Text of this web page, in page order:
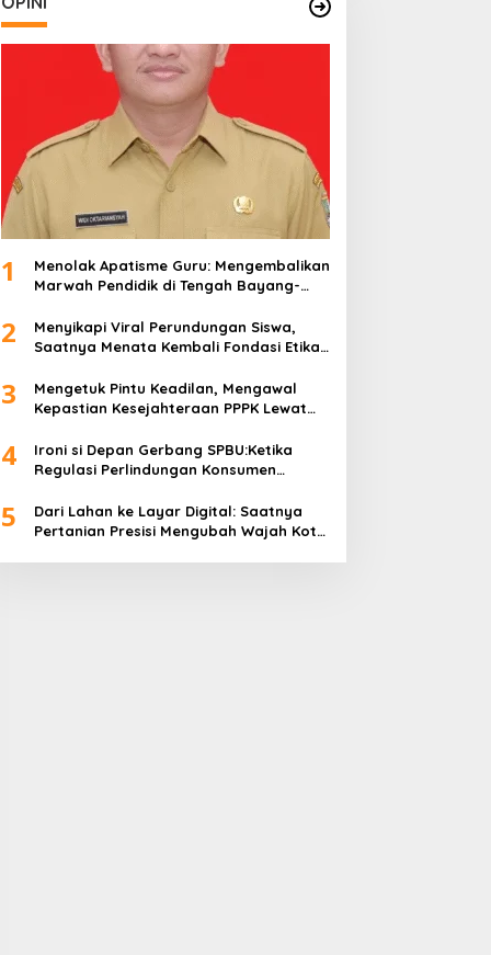
1
Menolak Apatisme Guru: Mengembalikan
Marwah Pendidik di Tengah Bayang-
2
Menyikapi Viral Perundungan Siswa,
Saatnya Menata Kembali Fondasi Etika
3
Mengetuk Pintu Keadilan, Mengawal
Kepastian Kesejahteraan PPPK Lewat
4
Ironi si Depan Gerbang SPBU:Ketika
Regulasi Perlindungan Konsumen
5
Dari Lahan ke Layar Digital: Saatnya
Pertanian Presisi Mengubah Wajah Kota